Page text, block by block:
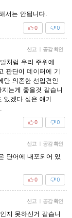
서는 안됩니다.
0
0
신고 | 공감 확인
처럼 우리 주위에
판단이 데이터에 기
만 의존한 선입견인
는게 좋을것 같습니
있겠다 싶은 얘기
0
0
신고 | 공감 확인
단어에 내포되어 있
0
0
신고 | 공감 확인
지 못하신거 같습니